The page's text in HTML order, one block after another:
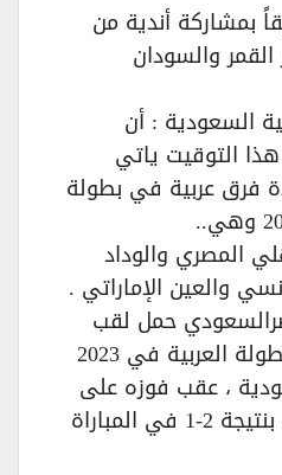
25فريقاً بمشاركة أندية من
والسودان
السعودية : أن
التوقيت ياتي
فرق عربية في بطولة
المصري والوداد
والعين الإماراتي .
حمل لقب
النسخة الماضية من البطولة العربية في 2023
، عقب فوزه على
غريمه التقليديّ الهلال بنتيجة 2-1 في المباراة